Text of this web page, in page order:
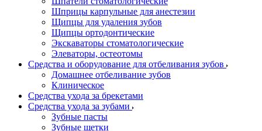
Шприцы карпульные для анестезии
Щипцы для удаления зубов
Щипцы ортодонтические
Экскаваторы стоматологические
Элеваторы, остеотомы
Средства и оборудование для отбеливания зубов
Домашнее отбеливание зубов
Клиническое
Средства ухода за брекетами
Средства ухода за зубами
Зубные пасты
Зубные щетки